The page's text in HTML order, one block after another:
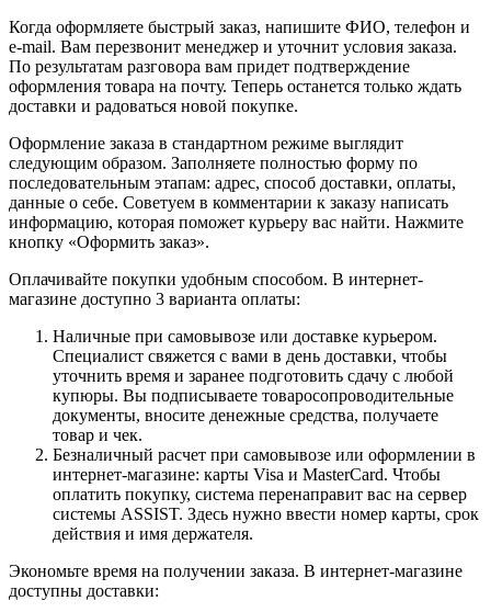
Когда оформляете быстрый заказ, напишите ФИО, телефон и
e-mail. Вам перезвонит менеджер и уточнит условия заказа.
По результатам разговора вам придет подтверждение
оформления товара на почту. Теперь останется только ждать
доставки и радоваться новой покупке.
Оформление заказа в стандартном режиме выглядит
следующим образом. Заполняете полностью форму по
последовательным этапам: адрес, способ доставки, оплаты,
данные о себе. Советуем в комментарии к заказу написать
информацию, которая поможет курьеру вас найти. Нажмите
кнопку «Оформить заказ».
Оплачивайте покупки удобным способом. В интернет-
магазине доступно 3 варианта оплаты:
Наличные при самовывозе или доставке курьером.
Специалист свяжется с вами в день доставки, чтобы
уточнить время и заранее подготовить сдачу с любой
купюры. Вы подписываете товаросопроводительные
документы, вносите денежные средства, получаете
товар и чек.
Безналичный расчет при самовывозе или оформлении в
интернет-магазине: карты Visa и MasterCard. Чтобы
оплатить покупку, система перенаправит вас на сервер
системы ASSIST. Здесь нужно ввести номер карты, срок
действия и имя держателя.
Экономьте время на получении заказа. В интернет-магазине
доступны доставки: